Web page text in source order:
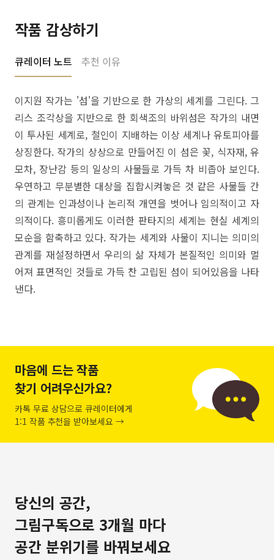
작품 감상하기
큐레이터 노트 추천 이유
이지원 작가는 '섬'을 기반으로 한 가상의 세계를 그린다. 그
리스 조각상을 지반으로 한 회색조의 바위섬은 작가의 내면
이 투사된 세계로, 철인이 지배하는 이상 세계나 유토피아를
상징한다. 작가의 상상으로 만들어진 이 섬은 꽃, 식자재, 유
모차, 장난감 등의 일상의 사물들로 가득 차 비좁아 보인다.
우연하고 무분별한 대상을 집합시켜놓은 것 같은 사물들 간
의 관계는 인과성이나 논리적 개연을 벗어나 임의적이고 자
의적이다. 흥미롭게도 이러한 판타지의 세계는 현실 세계의
모순을 함축하고 있다. 작가는 세계와 사물이 지니는 의미의
관계를 재설정하면서 우리의 삶 자체가 본질적인 의미와 멀
어져 표면적인 것들로 가득 찬 고립된 섬이 되어있음을 나타
낸다.
마음에 드는 작품
찾기 어려우신가요?
카톡 무료 상담으로 큐레이터에게
1:1 작품 추천을 받아보세요 →
당신의 공간,
그림구독으로 3개월 마다
공간 분위기를 바꿔보세요